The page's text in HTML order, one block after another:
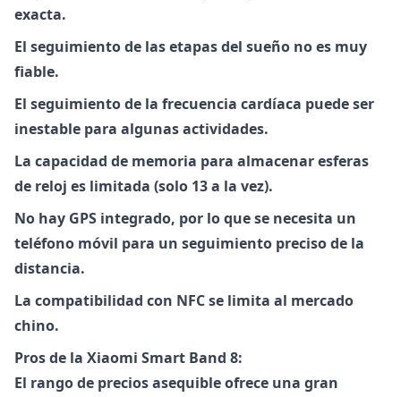
exacta.
El seguimiento de las etapas del sueño no es muy
fiable.
El seguimiento de la frecuencia cardíaca puede ser
inestable para algunas actividades.
La capacidad de memoria para almacenar esferas
de reloj es limitada (solo 13 a la vez).
No hay GPS integrado, por lo que se necesita un
teléfono móvil para un seguimiento preciso de la
distancia.
La compatibilidad con NFC se limita al mercado
chino.
Pros de la Xiaomi Smart Band 8:
El rango de precios asequibleofrece una gran